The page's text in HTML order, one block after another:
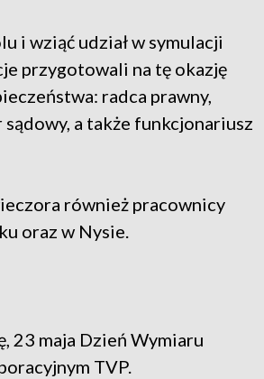
i wziąć udział w symulacji
przygotowali na tę okazję
radca prawny,
a także funkcjonariusz
również pracownicy
oraz w Nysie.
23 maja Dzień Wymiaru
TVP.